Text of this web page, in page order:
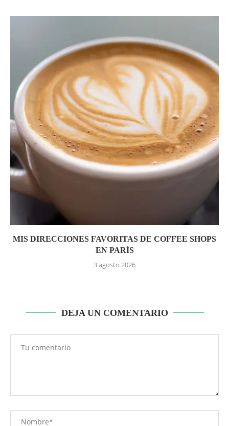
MIS DIRECCIONES FAVORITAS DE COFFEE SHOPS
EN PARÍS
3 agosto 2026
DEJA UN COMENTARIO